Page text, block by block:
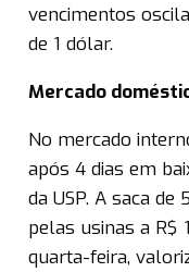
vencimentos
de 1 dólar.
Mercado
No mercado
após 4 dias em
da USP. A saca
pelas usinas a R$
quarta-feira,